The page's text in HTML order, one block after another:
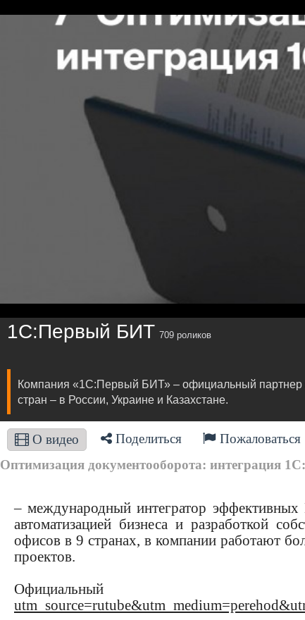
1С:Первый БИТ 709 роликов
Компания «1С:Первый БИТ» – официальный партнер
стран – в России, Украине и Казахстане.
О видео Поделиться
Пожаловаться
Оптимизация документооборота: интеграция
– международный интегратор
автоматизацией бизнеса и разработкой
офисов в 9 странах, в компании работают
проектов.